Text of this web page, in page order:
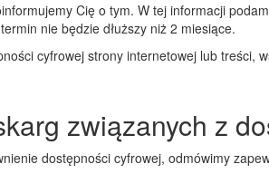
Cię o tym. W tej informacji
nie będzie dłuższy niż 2 miesiące.
cyfrowej strony internetowej lub
związanych z
dostępności cyfrowej, odmówimy